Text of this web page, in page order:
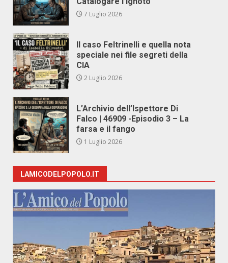
7 Luglio 2026
Il caso Feltrinelli e quella nota
speciale nei file segreti della
CIA
2 Luglio 2026
L’Archivio dell’Ispettore Di
Falco | 46909 -Episodio 3 – La
farsa e il fango
1 Luglio 2026
LAMICODELPOPOLO.IT